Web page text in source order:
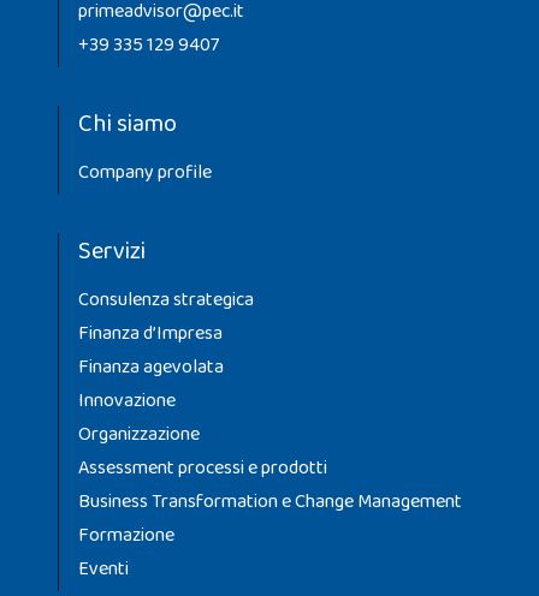
primeadvisor@pec.it
+39 335 129 9407
Chi siamo
Company profile
Servizi
Consulenza strategica
Finanza d’Impresa
Finanza agevolata
Innovazione
Organizzazione
Assessment processi e prodotti
Business Transformation e Change Management
Formazione
Eventi